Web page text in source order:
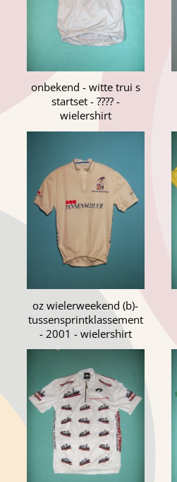
onbekend - witte trui s
startset - ???? -
wielershirt
oz wielerweekend (b)-
tussensprintklassement
- 2001 - wielershirt